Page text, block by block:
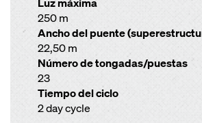
Luz máxima
250 m
Ancho del puente
22,50 m
Número de tongadas/puestas
23
Tiempo del ciclo
2 day cycle